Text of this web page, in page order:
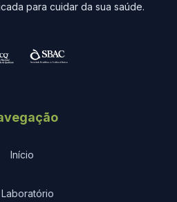
para cuidar da sua saúde.
Início